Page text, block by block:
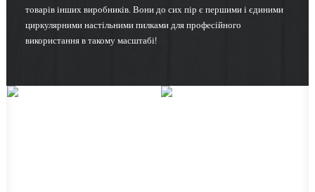
товарів інших виробників. Вони до сих пір є першими і єдиними
циркулярними настільними пилками для професійного
використання в такому масштабі!